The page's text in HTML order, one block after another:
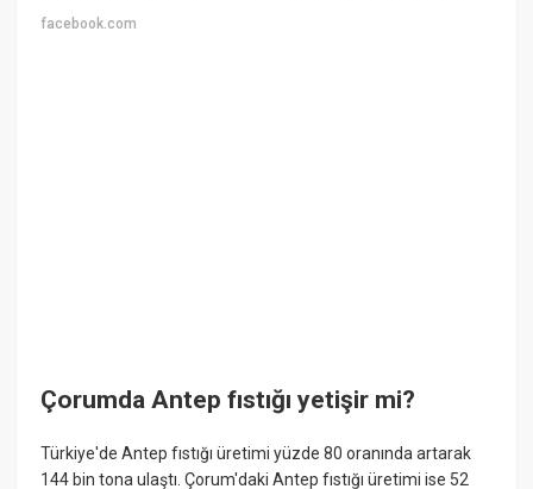
facebook.com
Çorumda Antep fıstığı yetişir mi?
Türkiye'de Antep fıstığı üretimi yüzde 80 oranında artarak
144 bin tona ulaştı. Çorum'daki Antep fıstığı üretimi ise 52